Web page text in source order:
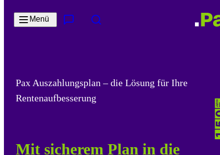
Menü
Pax Auszahlungsplan – die Lösung für Ihre
Rentenaufbesserung
Mit sicherem Plan in die